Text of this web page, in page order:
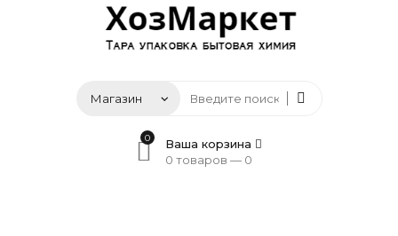
0
Ваша корзина
0 товаров — 0